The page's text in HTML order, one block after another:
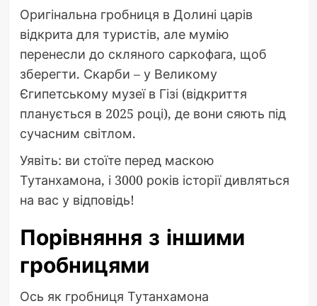
Оригінальна гробниця в Долині царів
відкрита для туристів, але мумію
перенесли до скляного саркофага, щоб
зберегти. Скарби – у Великому
Єгипетському музеї в Гізі (відкриття
планується в 2025 році), де вони сяють під
сучасним світлом.
Уявіть: ви стоїте перед маскою
Тутанхамона, і 3000 років історії дивляться
на вас у відповідь!
Порівняння з іншими
гробницями
Ось як гробниця Тутанхамона